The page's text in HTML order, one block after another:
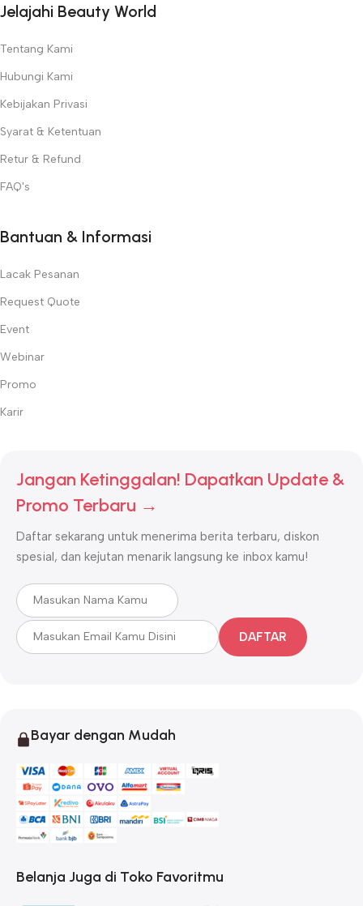
Jelajahi Beauty World
Tentang Kami
Hubungi Kami
Kebijakan Privasi
Syarat & Ketentuan
Retur & Refund
FAQ's
Bantuan & Informasi
Lacak Pesanan
Request Quote
Event
Webinar
Promo
Karir
Jangan Ketinggalan! Dapatkan Update &
Promo Terbaru →
Daftar sekarang untuk menerima berita terbaru, diskon
spesial, dan kejutan menarik langsung ke inbox kamu!
DAFTAR
Bayar dengan Mudah
Belanja Juga di Toko Favoritmu